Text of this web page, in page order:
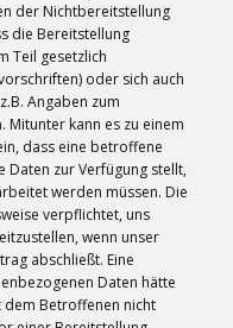
der Nichtbereitstellung
die Bereitstellung
Teil gesetzlich
oder sich auch
Angaben zum
Mitunter kann es zu einem
dass eine betroffene
Daten zur Verfügung stellt,
werden müssen. Die
verpflichtet, uns
wenn unser
abschließt. Eine
Daten hätte
dem Betroffenen nicht